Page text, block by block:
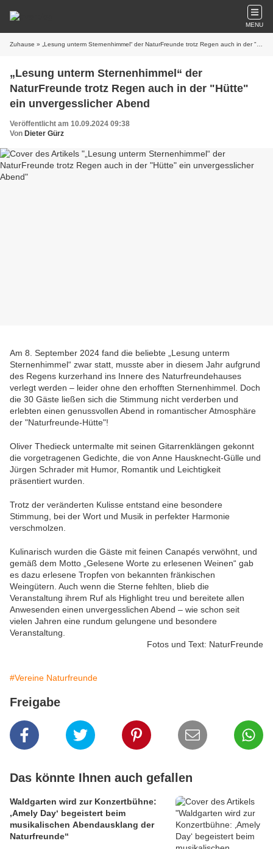
MENU
Zuhause » „Lesung unterm Sternenhimmel“ der NaturFreunde trotz Regen auch in der "Hütte" ein unvergesslicher Abend
„Lesung unterm Sternenhimmel“ der
NaturFreunde trotz Regen auch in der "Hütte"
ein unvergesslicher Abend
Veröffentlicht am 10.09.2024 09:38
Von Dieter Gürz
Am 8. September 2024 fand die beliebte „Lesung unterm
Sternenhimmel“ zwar statt, musste aber in diesem Jahr aufgrund
des Regens kurzerhand ins Innere des Naturfreundehauses
verlegt werden – leider ohne den erhofften Sternenhimmel. Doch
die 30 Gäste ließen sich die Stimmung nicht verderben und
erlebten einen genussvollen Abend in romantischer Atmosphäre
der "Naturfreunde-Hütte"!
Oliver Thedieck untermalte mit seinen Gitarrenklängen gekonnt
die vorgetragenen Gedichte, die von Anne Hausknecht-Gülle und
Jürgen Schrader mit Humor, Romantik und Leichtigkeit
präsentiert wurden.
Trotz der veränderten Kulisse entstand eine besondere
Stimmung, bei der Wort und Musik in perfekter Harmonie
verschmolzen.
Kulinarisch wurden die Gäste mit feinen Canapés verwöhnt, und
gemäß dem Motto „Gelesene Worte zu erlesenen Weinen“ gab
es dazu erlesene Tropfen von bekannten fränkischen
Weingütern. Auch wenn die Sterne fehlten, blieb die
Veranstaltung ihrem Ruf als Highlight treu und bereitete allen
Anwesenden einen unvergesslichen Abend – wie schon seit
vielen Jahren eine rundum gelungene und besondere
Veranstaltung.
Fotos und Text: NaturFreunde
#Vereine Naturfreunde
Freigabe
Das könnte Ihnen auch gefallen
Waldgarten wird zur Konzertbühne:
‚Amely Day‘ begeistert beim
musikalischen Abendausklang der
Naturfreunde“